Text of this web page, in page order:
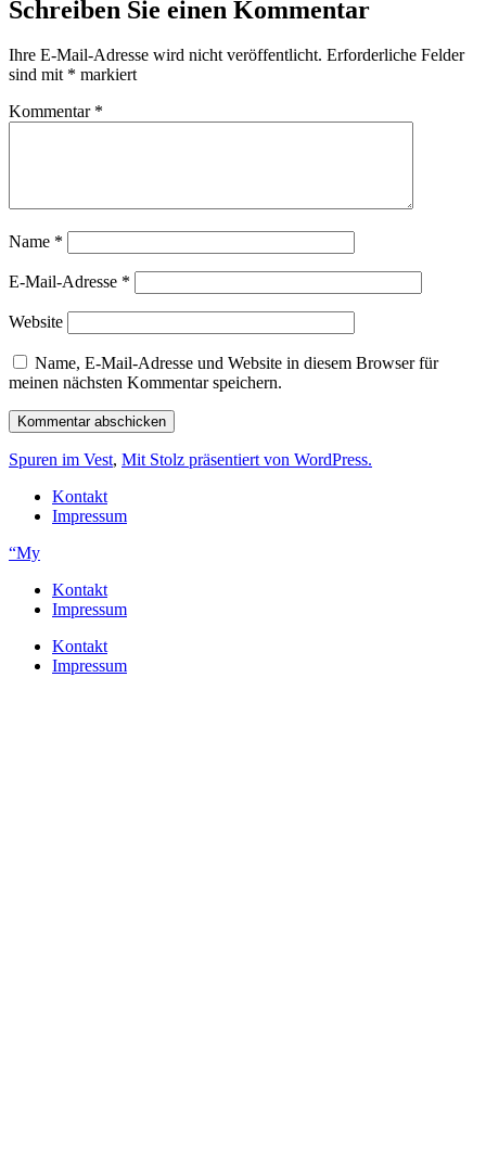
Schreiben Sie einen Kommentar
Ihre E-Mail-Adresse wird nicht veröffentlicht. Erforderliche Felder
sind mit * markiert
Kommentar *
Name *
E-Mail-Adresse *
Website
Name, E-Mail-Adresse und Website in diesem Browser für
meinen nächsten Kommentar speichern.
Spuren im Vest, Mit Stolz präsentiert von WordPress.
Kontakt
Impressum
“My
Kontakt
Impressum
Kontakt
Impressum